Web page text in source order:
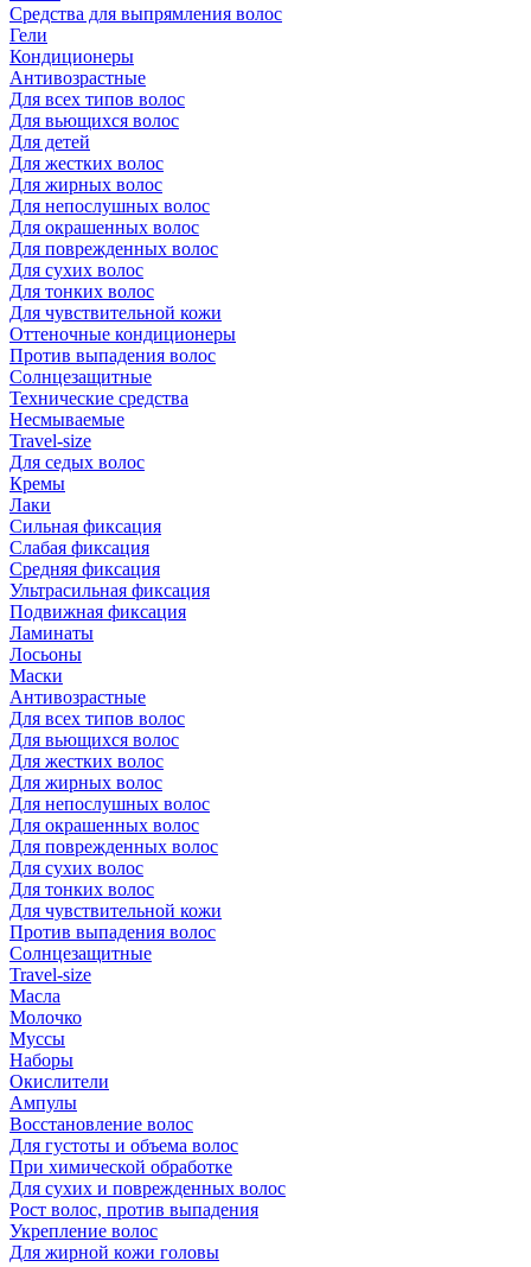
Средства для выпрямления волос
Гели
Кондиционеры
Антивозрастные
Для всех типов волос
Для вьющихся волос
Для детей
Для жестких волос
Для жирных волос
Для непослушных волос
Для окрашенных волос
Для поврежденных волос
Для сухих волос
Для тонких волос
Для чувствительной кожи
Оттеночные кондиционеры
Против выпадения волос
Солнцезащитные
Технические средства
Несмываемые
Travel-size
Для седых волос
Кремы
Лаки
Сильная фиксация
Слабая фиксация
Средняя фиксация
Ультрасильная фиксация
Подвижная фиксация
Ламинаты
Лосьоны
Маски
Антивозрастные
Для всех типов волос
Для вьющихся волос
Для жестких волос
Для жирных волос
Для непослушных волос
Для окрашенных волос
Для поврежденных волос
Для сухих волос
Для тонких волос
Для чувствительной кожи
Против выпадения волос
Солнцезащитные
Travel-size
Масла
Молочко
Муссы
Наборы
Окислители
Ампулы
Восстановление волос
Для густоты и объема волос
При химической обработке
Для сухих и поврежденных волос
Рост волос, против выпадения
Укрепление волос
Для жирной кожи головы